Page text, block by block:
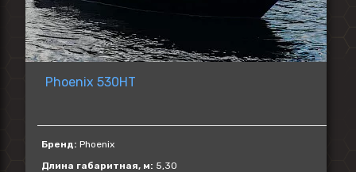
Phoenix 530HT
Бренд: Phoenix
Длина габаритная, м: 5,30